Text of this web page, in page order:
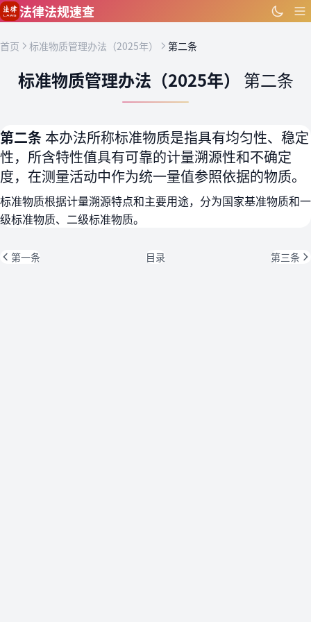
跳到主要内容
法律法规速查
首页 标准物质管理办法（2025年） 第二条
标准物质管理办法（2025年） 第二条
第二条 本办法所称标准物质是指具有均匀性、稳定
性，所含特性值具有可靠的计量溯源性和不确定
度，在测量活动中作为统一量值参照依据的物质。
标准物质根据计量溯源特点和主要用途，分为国家基准物质和一
级标准物质、二级标准物质。
第一条 目录 第三条